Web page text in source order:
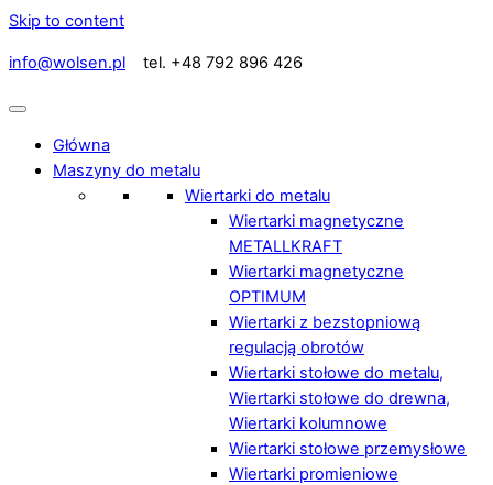
Skip to content
info@wolsen.pl tel. +48 792 896 426
Główna
Maszyny do metalu
Wiertarki do metalu
Wiertarki magnetyczne
METALLKRAFT
Wiertarki magnetyczne
OPTIMUM
Wiertarki z bezstopniową
regulacją obrotów
Wiertarki stołowe do metalu,
Wiertarki stołowe do drewna,
Wiertarki kolumnowe
Wiertarki stołowe przemysłowe
Wiertarki promieniowe